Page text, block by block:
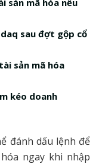
sau đợt gộp cổ
sản mã hóa
kéo doanh
đánh dấu lệnh để
ngay khi nhập